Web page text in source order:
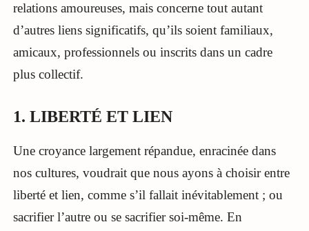
relations amoureuses, mais concerne tout autant
d’autres liens significatifs, qu’ils soient familiaux,
amicaux, professionnels ou inscrits dans un cadre
plus collectif.
1. LIBERTÉ ET LIEN
Une croyance largement répandue, enracinée dans
nos cultures, voudrait que nous ayons à choisir entre
liberté et lien, comme s’il fallait inévitablement ; ou
sacrifier l’autre ou se sacrifier soi-même. En